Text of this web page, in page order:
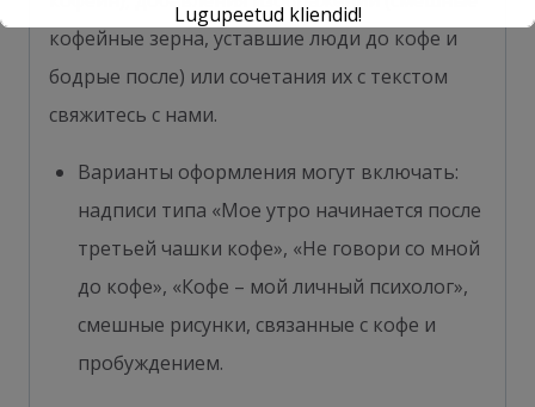
кофейные зерна, уставшие люди до кофе и
бодрые после) или сочетания их с текстом
свяжитесь с нами.
Варианты оформления могут включать:
надписи типа «Мое утро начинается после
третьей чашки кофе», «Не говори со мной
до кофе», «Кофе – мой личный психолог»,
смешные рисунки, связанные с кофе и
пробуждением.
Lugupeetud kliendid!
Tehnilistel põhjustel on e-pood ajutiselt
suletud kuni 27. augustini.
Vabandame ebamugavuste pärast.